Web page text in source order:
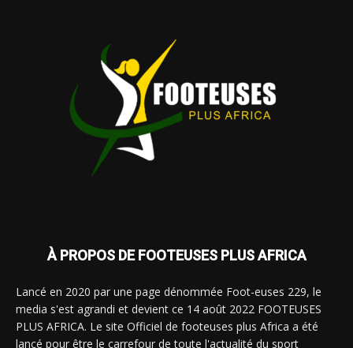
À PROPOS DE FOOTEUSES PLUS AFRICA
Lancé en 2020 par une page dénommée Foot-euses 229, le
media s'est agrandi et devient ce 14 août 2022 FOOTEUSES
PLUS AFRICA. Le site Officiel de footeuses plus Africa a été
lancé pour être le carrefour de toute l'actualité du sport